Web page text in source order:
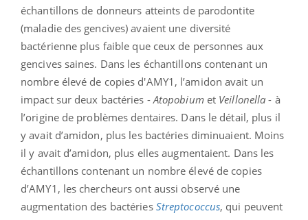
échantillons de donneurs atteints de parodontite
(maladie des gencives) avaient une diversité
bactérienne plus faible que ceux de personnes aux
gencives saines. Dans les échantillons contenant un
nombre élevé de copies d'AMY1, l’amidon avait un
impact sur deux bactéries - Atopobiumet Veillonella - à
l’origine de problèmes dentaires. Dans le détail, plus il
y avait d’amidon, plus les bactéries diminuaient. Moins
il y avait d’amidon, plus elles augmentaient. Dans les
échantillons contenant un nombre élevé de copies
d’AMY1, les chercheurs ont aussi observé une
augmentation des bactéries Streptococcus, qui peuvent